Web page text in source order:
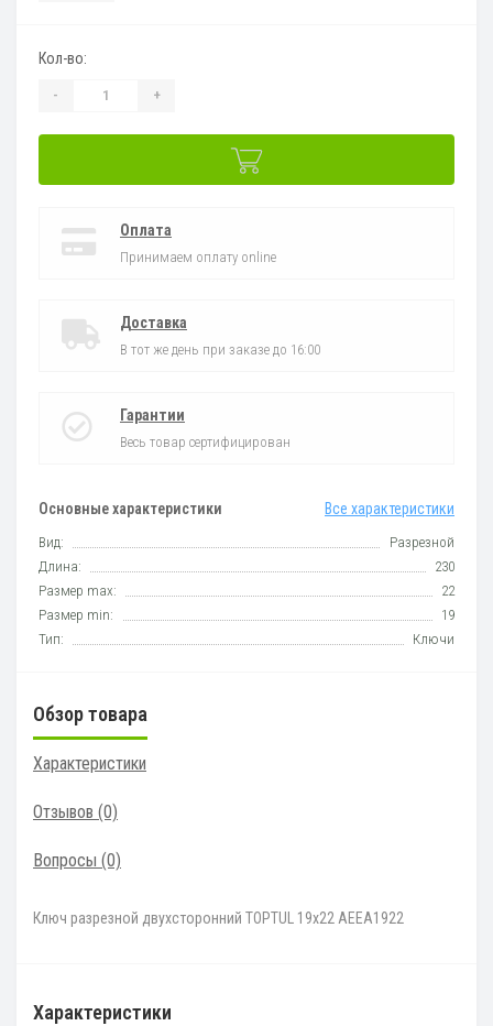
Основные характеристики Все характеристики
Вид:
Разрезной
Длина:
230
Размер max:
22
Размер min:
19
Тип:
Ключи
Кол-во:
- +
Оплата
Принимаем оплату online
Доставка
В тот же день при заказе до 16:00
Гарантии
Весь товар сертифицирован
Обзор товара
Характеристики
Отзывов (0)
Вопросы (0)
Ключ разрезной двухсторонний TOPTUL 19х22 AEEA1922
Характеристики